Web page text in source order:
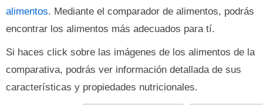
alimentos. Mediante el comparador de alimentos, podrás
encontrar los alimentos más adecuados para tí.
Si haces click sobre las imágenes de los alimentos de la
comparativa, podrás ver información detallada de sus
características y propiedades nutricionales.